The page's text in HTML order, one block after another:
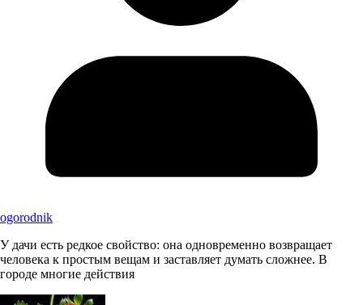
ogorodnik
У дачи есть редкое свойство: она одновременно возвращает
человека к простым вещам и заставляет думать сложнее. В
городе многие действия